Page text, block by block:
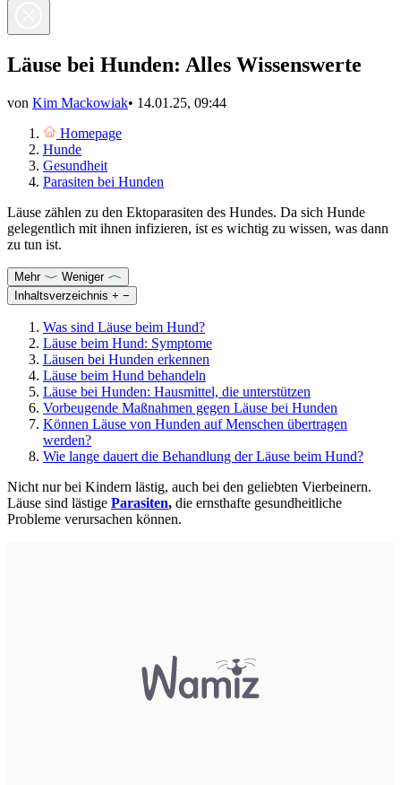
Läuse bei Hunden: Alles Wissenswerte
von Kim Mackowiak• 14.01.25, 09:44
Homepage
Hunde
Gesundheit
Parasiten bei Hunden
Läuse zählen zu den Ektoparasiten des Hundes. Da sich Hunde
gelegentlich mit ihnen infizieren, ist es wichtig zu wissen, was dann
zu tun ist.
Mehr
Weniger
Inhaltsverzeichnis + −
Was sind Läuse beim Hund?
Läuse beim Hund: Symptome
Läusen bei Hunden erkennen
Läuse beim Hund behandeln
Läuse bei Hunden: Hausmittel, die unterstützen
Vorbeugende Maßnahmen gegen Läuse bei Hunden
Können Läuse von Hunden auf Menschen übertragen
werden?
Wie lange dauert die Behandlung der Läuse beim Hund?
Nicht nur bei Kindern lästig, auch bei den geliebten Vierbeinern.
Läuse sind lästige Parasiten, die ernsthafte gesundheitliche
Probleme verursachen können.